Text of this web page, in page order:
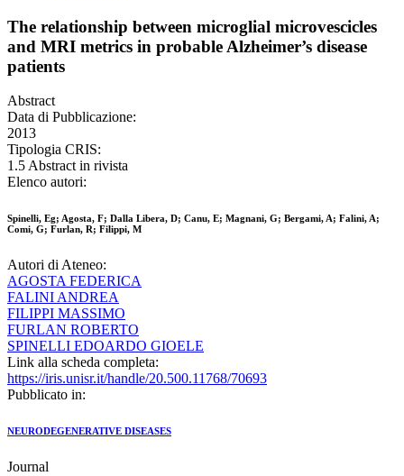
The relationship between microglial microvescicles
and MRI metrics in probable Alzheimer’s disease
patients
Abstract
Data di Pubblicazione:
2013
Tipologia CRIS:
1.5 Abstract in rivista
Elenco autori:
Spinelli, Eg; Agosta, F; Dalla Libera, D; Canu, E; Magnani, G; Bergami, A; Falini, A;
Comi, G; Furlan, R; Filippi, M
Autori di Ateneo:
AGOSTA FEDERICA
FALINI ANDREA
FILIPPI MASSIMO
FURLAN ROBERTO
SPINELLI EDOARDO GIOELE
Link alla scheda completa:
https://iris.unisr.it/handle/20.500.11768/70693
Pubblicato in:
NEURODEGENERATIVE DISEASES
Journal